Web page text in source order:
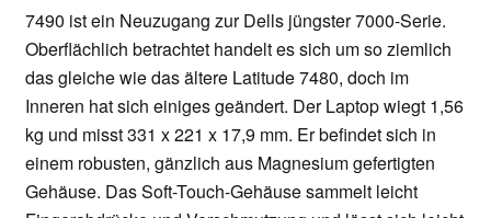
7490 ist ein Neuzugang zur Dells jüngster 7000-Serie.
Oberflächlich betrachtet handelt es sich um so ziemlich
das gleiche wie das ältere Latitude 7480, doch im
Inneren hat sich einiges geändert. Der Laptop wiegt 1,56
kg und misst 331 x 221 x 17,9 mm. Er befindet sich in
einem robusten, gänzlich aus Magnesium gefertigten
Gehäuse. Das Soft-Touch-Gehäuse sammelt leicht